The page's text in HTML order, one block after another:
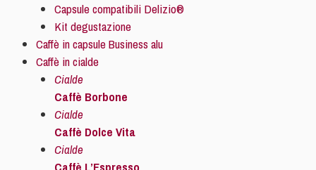
Capsule compatibili Delizio®
Kit degustazione
Caffè in capsule Business alu
Caffè in cialde
Cialde
Caffè Borbone
Cialde
Caffè Dolce Vita
Cialde